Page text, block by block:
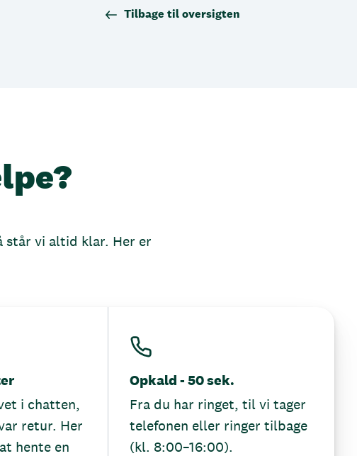
Tilbage til oversigten
står vi altid klar. Her er
i chatten,
retur. Her
hente en
Opkald - 50 sek.
Fra du har ringet, til vi tager
telefonen eller ringer tilbage
(kl. 8:00–16:00).